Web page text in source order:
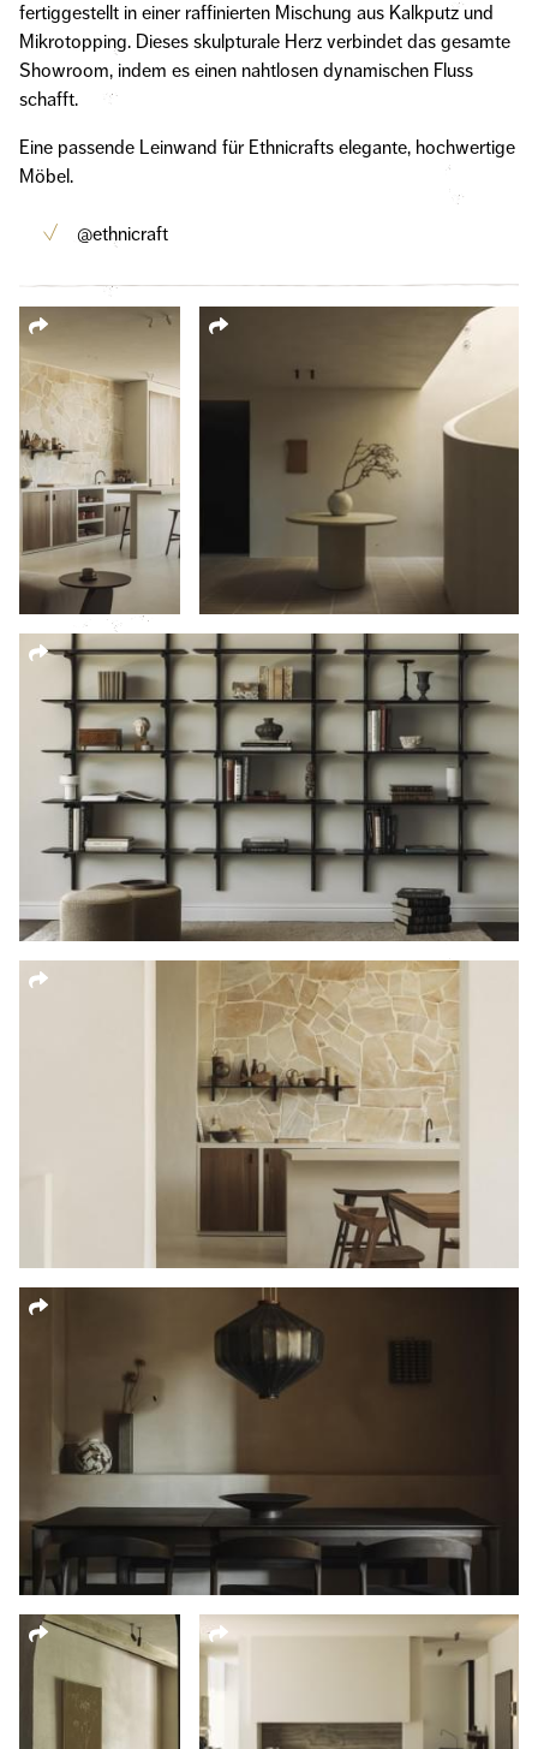
fertiggestellt in einer raffinierten Mischung aus Kalkputz und
Mikrotopping. Dieses skulpturale Herz verbindet das gesamte
Showroom, indem es einen nahtlosen dynamischen Fluss
schafft.
Eine passende Leinwand für Ethnicrafts elegante, hochwertige
Möbel.
@ethnicraft